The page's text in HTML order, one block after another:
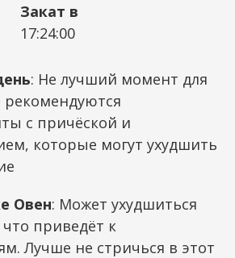
Закат в
17:24:00
: Не лучший момент для
рекомендуются
с причёской и
которые могут ухудшить
Овен: Может ухудшиться
приведёт к
Лучше не стричься в этот